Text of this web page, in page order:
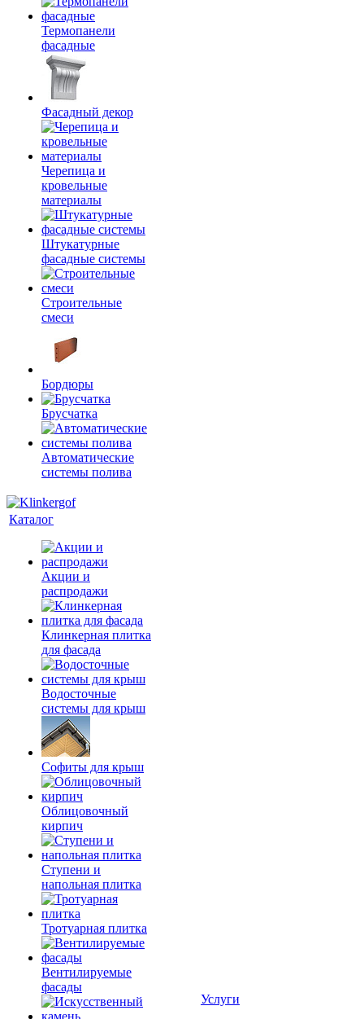
Термопанели
фасадные
Фасадный декор
Черепица и
кровельные
материалы
Штукатурные
фасадные системы
Строительные
смеси
Бордюры
Брусчатка
Автоматические
системы полива
Каталог
Акции и
распродажи
Клинкерная плитка
для фасада
Водосточные
системы для крыш
Софиты для крыш
Облицовочный
кирпич
Ступени и
напольная плитка
Тротуарная плитка
Вентилируемые
фасады
Услуги